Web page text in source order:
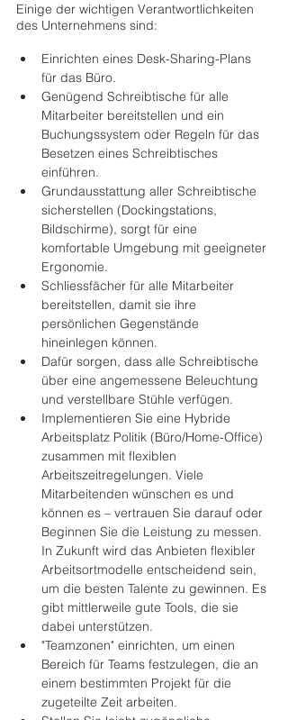
Einige der wichtigen Verantwortlichkeiten
des Unternehmens sind:
Einrichten eines Desk-Sharing-Plans
für das Büro.
Genügend Schreibtische für alle
Mitarbeiter bereitstellen und ein
Buchungssystem oder Regeln für das
Besetzen eines Schreibtisches
einführen.
Grundausstattung aller Schreibtische
sicherstellen (Dockingstations,
Bildschirme), sorgt für eine
komfortable Umgebung mit geeigneter
Ergonomie.
Schliessfächer für alle Mitarbeiter
bereitstellen, damit sie ihre
persönlichen Gegenstände
hineinlegen können.
Dafür sorgen, dass alle Schreibtische
über eine angemessene Beleuchtung
und verstellbare Stühle verfügen.
Implementieren Sie eine Hybride
Arbeitsplatz Politik (Büro/Home-Office)
zusammen mit flexiblen
Arbeitszeitregelungen. Viele
Mitarbeitenden wünschen es und
können es – vertrauen Sie darauf oder
Beginnen Sie die Leistung zu messen.
In Zukunft wird das Anbieten flexibler
Arbeitsortmodelle entscheidend sein,
um die besten Talente zu gewinnen. Es
gibt mittlerweile gute Tools, die sie
dabei unterstützen.
"Teamzonen" einrichten, um einen
Bereich für Teams festzulegen, die an
einem bestimmten Projekt für die
zugeteilte Zeit arbeiten.